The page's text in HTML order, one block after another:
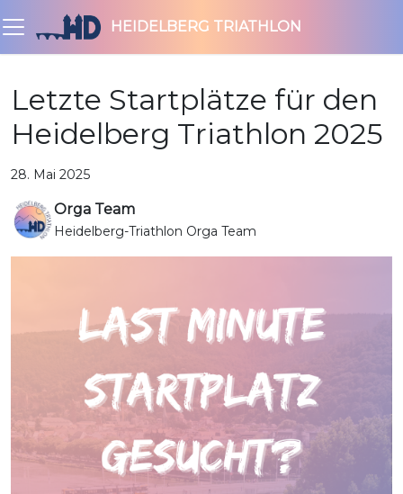
HEIDELBERG TRIATHLON
Letzte Startplätze für den
Heidelberg Triathlon 2025
28. Mai 2025
Orga Team
Heidelberg-Triathlon Orga Team